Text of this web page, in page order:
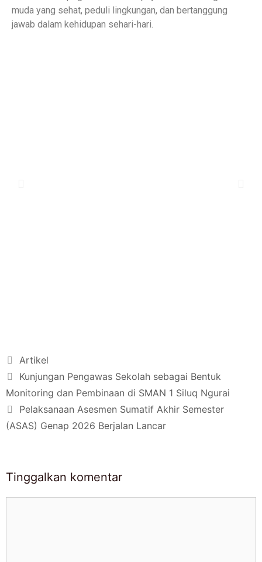
muda yang sehat, peduli lingkungan, dan bertanggung
jawab dalam kehidupan sehari-hari.
Artikel
Kunjungan Pengawas Sekolah sebagai Bentuk
Monitoring dan Pembinaan di SMAN 1 Siluq Ngurai
Pelaksanaan Asesmen Sumatif Akhir Semester
(ASAS) Genap 2026 Berjalan Lancar
Tinggalkan komentar